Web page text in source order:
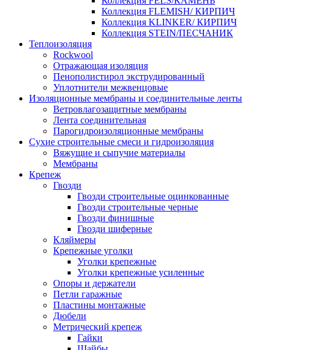
Коллекция FLEMISH/ КИРПИЧ
Коллекция KLINKER/ КИРПИЧ
Коллекция STEIN/ПЕСЧАНИК
Теплоизоляция
Rockwool
Отражающая изоляция
Пенополистирол экструдированный
Уплотнители межвенцовые
Изоляционные мембраны и соединительные ленты
Ветровлагозащитные мембраны
Лента соединительная
Парогидроизоляционные мембраны
Сухие строительные смеси и гидроизоляция
Вяжущие и сыпучие материалы
Мембраны
Крепеж
Гвозди
Гвозди строительные оцинкованные
Гвозди строительные черные
Гвозди финишные
Гвозди шиферные
Кляймеры
Крепежные уголки
Уголки крепежные
Уголки крепежные усиленные
Опоры и держатели
Петли гаражные
Пластины монтажные
Дюбели
Метрический крепеж
Гайки